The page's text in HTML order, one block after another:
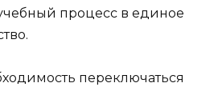
процесс в единое
переключаться